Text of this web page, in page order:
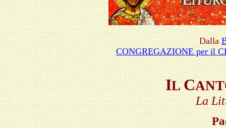
Dalla
CONGREGAZIONE per il
ILC
La